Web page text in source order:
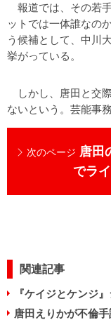
報道では、その若
ットでは一体誰なの
う候補として、中川
挙がっている。
しかし、唐田と交
ないという。芸能事
次のページ 唐田
でラ
関連記事
『ケイジとケンジ
唐田えりかが不倫